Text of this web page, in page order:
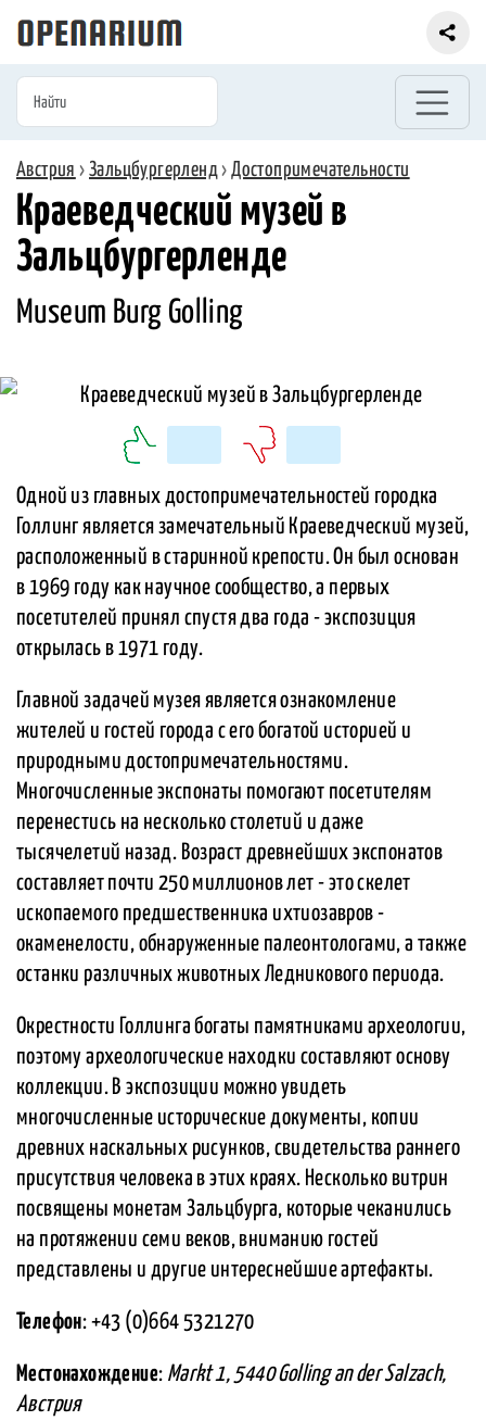
Австрия ›Зальцбургерленд›Достопримечательности
Краеведческий музей в
Зальцбургерленде
Museum Burg Golling
Одной из главных достопримечательностей городка
Голлинг является замечательный Краеведческий музей,
расположенный в старинной крепости. Он был основан
в 1969 году как научное сообщество, а первых
посетителей принял спустя два года - экспозиция
открылась в 1971 году.
Главной задачей музея является ознакомление
жителей и гостей города с его богатой историей и
природными достопримечательностями.
Многочисленные экспонаты помогают посетителям
перенестись на несколько столетий и даже
тысячелетий назад. Возраст древнейших экспонатов
составляет почти 250 миллионов лет - это скелет
ископаемого предшественника ихтиозавров -
окаменелости, обнаруженные палеонтологами, а также
останки различных животных Ледникового периода.
Окрестности Голлинга богаты памятниками археологии,
поэтому археологические находки составляют основу
коллекции. В экспозиции можно увидеть
многочисленные исторические документы, копии
древних наскальных рисунков, свидетельства раннего
присутствия человека в этих краях. Несколько витрин
посвящены монетам Зальцбурга, которые чеканились
на протяжении семи веков, вниманию гостей
представлены и другие интереснейшие артефакты.
Телефон: +43 (0)664 5321270
Местонахождение: Markt 1, 5440 Golling an der Salzach,
Австрия